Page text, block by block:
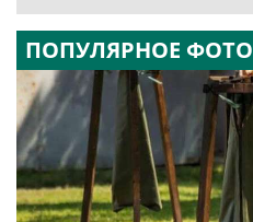
ПОПУЛЯРНОЕ ФОТО